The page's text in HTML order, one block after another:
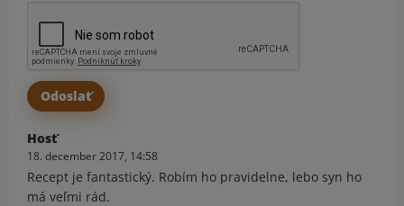
Hosť
18. december 2017, 14:58
Recept je fantastický. Robím ho pravidelne, lebo syn ho
má veľmi rád.